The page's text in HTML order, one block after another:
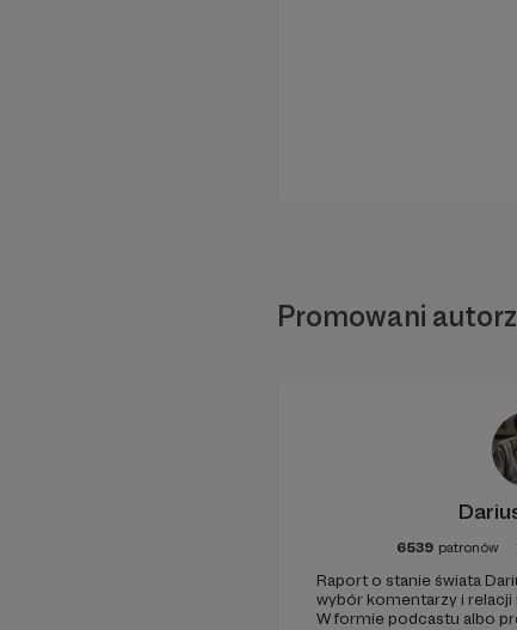
Promowani
6539 patronów
Raport o stanie świata
wybór komentarzy i relacji
W formie podcastu albo